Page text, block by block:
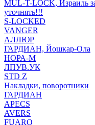
MUL-T-LOCK, Израиль
уточнять!!!
S-LOCKED
VANGER
АЛЛЮР
ГАРДИАН, Йошкар-Ола
НОРА-М
ЛПУВ.УК
STD Z
Накладки, поворотники
ГАРДИАН
APECS
AVERS
FUARO